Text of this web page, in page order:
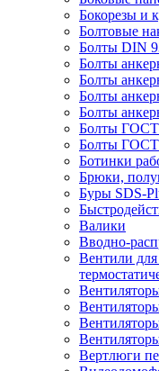
Бокорезы и
Болтовые
Болты DIN
Болты
Болты
Болты
Болты
Болты ГОСТ
Болты ГОСТ
Ботинки
Брюки,
Буры SDS-
Валики
Вводно-
Вентили
Вертлюги